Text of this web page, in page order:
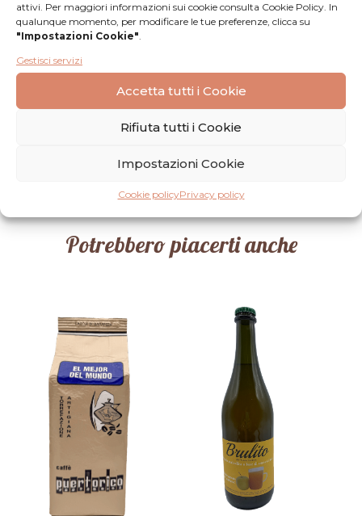
attivi. Per maggiori informazioni sui cookie consulta Cookie Policy. In
qualunque momento, per modificare le tue preferenze, clicca su
"Impostazioni Cookie".
Gestisci servizi
Accetta tutti i Cookie
Rifiuta tutti i Cookie
Impostazioni Cookie
Cookie policyPrivacy policy
Recensioni
Nessuna
Lascia una
recensione
Potrebbero piacerti anche